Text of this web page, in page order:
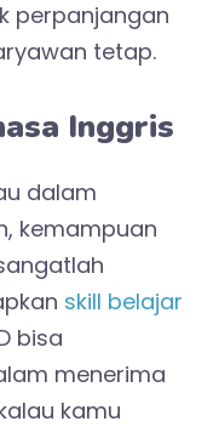
perpanjangan
tetap.
Inggris
dalam
kemampuan
skill belajar
bisa
menerima
kamu